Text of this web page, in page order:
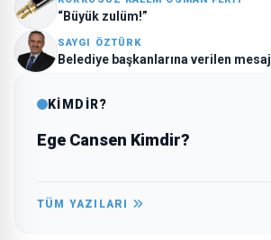
“Büyük zulüm!”
SAYGI ÖZTÜRK
Belediye başkanlarına verilen mesaj
KİMDİR?
Ege Cansen Kimdir?
TÜM YAZILARI